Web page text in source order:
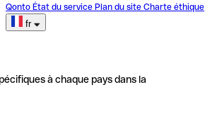
Qonto État du service Plan du site Charte éthique
fr
à chaque pays dans la